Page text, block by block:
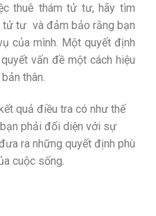
thuê thám tử tư, hãy tìm
tử tư và đảm bảo rằng bạn
của mình. Một quyết định
vấn đề một cách hiệu
thân.
quả điều tra có như thế
phải đối diện với sự
ra những quyết định phù
cuộc sống.